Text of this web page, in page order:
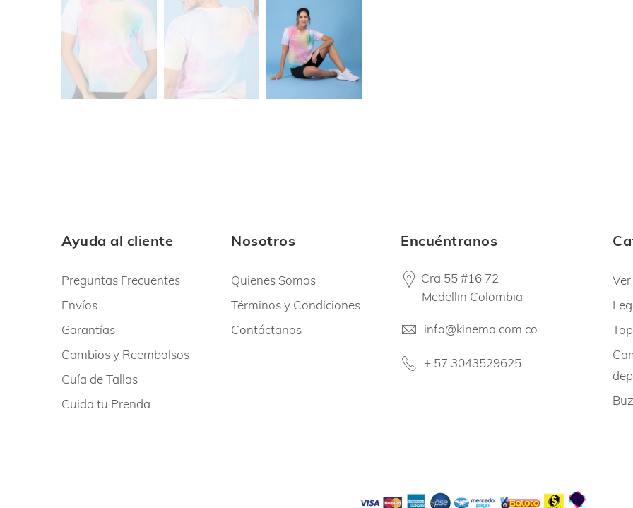
Ayuda al cliente
Preguntas Frecuentes
Envíos
Garantías
Cambios y Reembolsos
Guía de Tallas
Cuida tu Prenda
Nosotros
Quienes Somos
Términos y Condiciones
Contáctanos
Encuéntranos
Cra 55 #16 72
Medellin Colombia
info@kinema.com.co
+ 57 3043529625